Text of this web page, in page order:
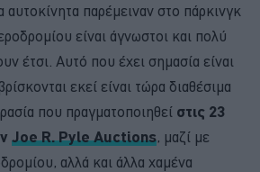
αυτοκίνητα παρέμειναν στο πάρκινγκ
είναι άγνωστοι και πολύ
έτσι. Αυτό που έχει σημασία είναι
εκεί είναι τώρα διαθέσιμα
που πραγματοποιηθεί στις 23
Joe R. Pyle Auctions, μαζί με
αλλά και άλλα χαμένα